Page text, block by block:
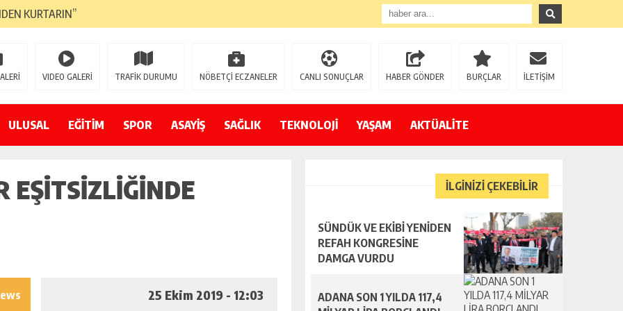
KURTARIN”
YENİ GÖZDESİ OLACAK”
KAMUOYUNA AÇIKLAYIN”
DURMAYA DAVET EDİYORUZ”
VIDEO GALERİ TRAFİK DURUMU NÖBETÇİ ECZANELER CANLI SONUÇLAR HABER GÖNDER BURÇLAR İLETİŞİM
ULUSAL EĞİTİM SPOR ASAYİŞ SAĞLIK TEKNOLOJİ YAŞAM AKTÜALİTE
EŞITSIZLIĞINDE
25 Ekim 2019 - 12:03
İLGİNİZİ ÇEKEBİLİR
SÜNDÜK VE EKİBİ YENİDEN
REFAH KONGRESİNE
DAMGA VURDU
ADANA SON 1 YILDA 117,4